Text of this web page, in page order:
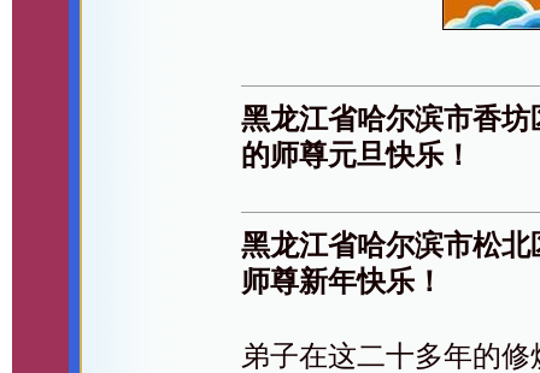
黑龙江省哈尔滨市香
的师尊元旦快乐！
黑龙江省哈尔滨市松
师尊新年快乐！
弟子在这二十多年的